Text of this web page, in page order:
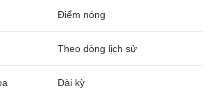
Điểm nóng
Theo dòng lịch sử
Dài kỳ